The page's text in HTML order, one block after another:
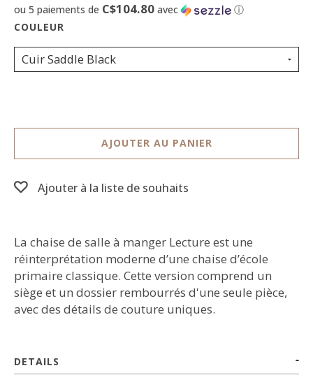
ou 5 paiements de C$104.80 avec ⓘ
Cuir Saddle Black
AJOUTER AU PANIER
Ajouter à la liste de souhaits
La chaise de salle à manger Lecture est une
réinterprétation moderne d’une chaise d’école
primaire classique. Cette version comprend un
siège et un dossier rembourrés d'une seule pièce,
avec des détails de couture uniques.
DETAILS